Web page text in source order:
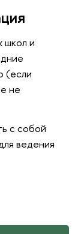
школ и
(если
не
с собой
ведения